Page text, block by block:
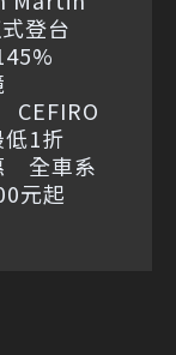
登台
CEFIRO
1折
全車系
元起